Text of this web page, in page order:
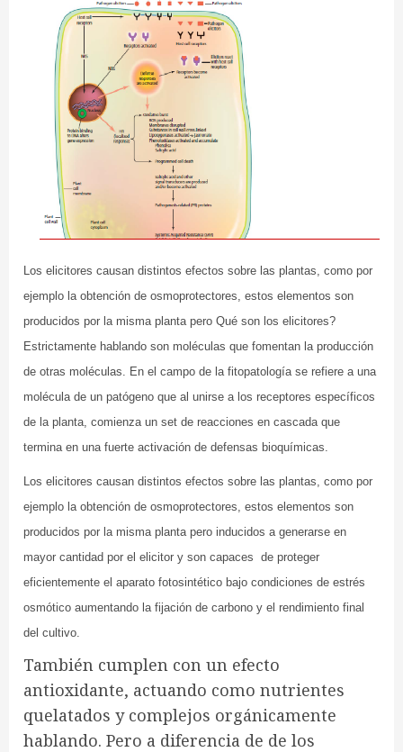
Los elicitores causan distintos efectos sobre las plantas, como por
ejemplo la obtención de osmoprotectores, estos elementos son
producidos por la misma planta pero Qué son los elicitores?
Estrictamente hablando son moléculas que fomentan la producción
de otras moléculas. En el campo de la fitopatología se refiere a una
molécula de un patógeno que al unirse a los receptores específicos
de la planta, comienza un set de reacciones en cascada que
termina en una fuerte activación de defensas bioquímicas.
Los elicitores causan distintos efectos sobre las plantas, como por
ejemplo la obtención de osmoprotectores, estos elementos son
producidos por la misma planta pero inducidos a generarse en
mayor cantidad por el elicitor y son capaces de proteger
eficientemente el aparato fotosintético bajo condiciones de estrés
osmótico aumentando la fijación de carbono y el rendimiento final
del cultivo.
También cumplen con un efecto
antioxidante, actuando como nutrientes
quelatados y complejos orgánicamente
hablando. Pero a diferencia de de los